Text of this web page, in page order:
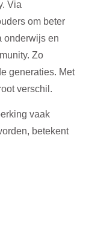
Via
om beter
onderwijs en
Zo
generaties. Met
verschil.
vaak
betekent